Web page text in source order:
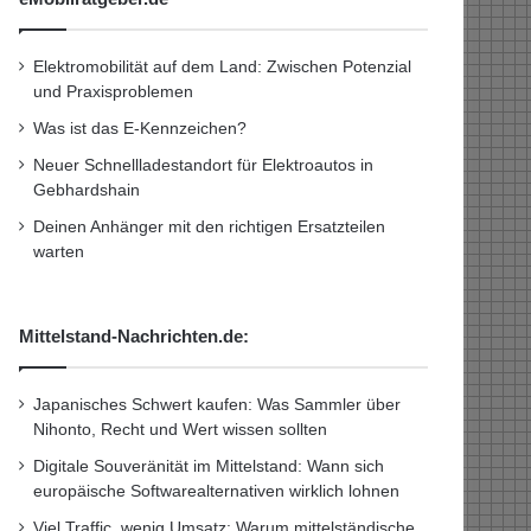
Elektromobilität auf dem Land: Zwischen Potenzial
und Praxisproblemen
Was ist das E-Kennzeichen?
Neuer Schnellladestandort für Elektroautos in
Gebhardshain
Deinen Anhänger mit den richtigen Ersatzteilen
warten
Mittelstand-Nachrichten.de:
Japanisches Schwert kaufen: Was Sammler über
Nihonto, Recht und Wert wissen sollten
Digitale Souveränität im Mittelstand: Wann sich
europäische Softwarealternativen wirklich lohnen